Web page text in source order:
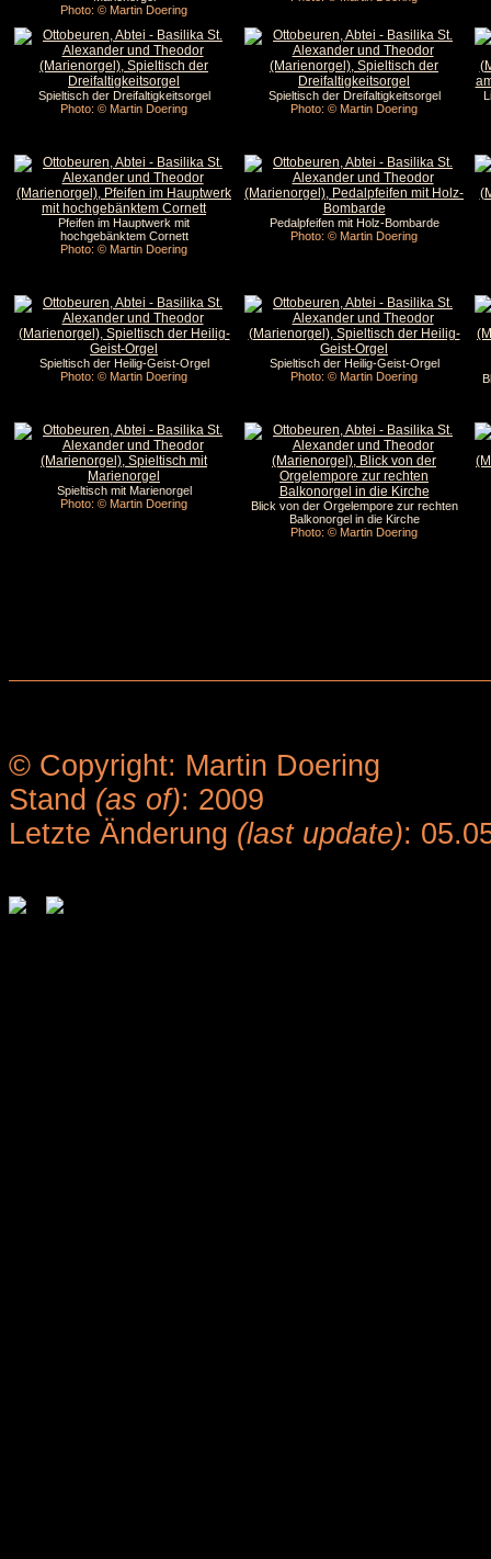
Photo: © Martin Doering
Spieltisch der Dreifaltigkeitsorgel
Photo: © Martin Doering
Spieltisch der Dreifaltigkeitsorgel
Photo: © Martin Doering
Pfeifen im Hauptwerk mit
hochgebänktem Cornett
Photo: © Martin Doering
Pedalpfeifen mit Holz-Bombarde
Photo: © Martin Doering
Spieltisch der Heilig-Geist-Orgel
Photo: © Martin Doering
Spieltisch der Heilig-Geist-Orgel
Photo: © Martin Doering
Spieltisch mit Marienorgel
Photo: © Martin Doering
Blick von der Orgelempore zur rechten
Balkonorgel in die Kirche
Photo: © Martin Doering
© Copyright: Martin Doering
Stand (as of): 2009
Letzte Änderung (last update):